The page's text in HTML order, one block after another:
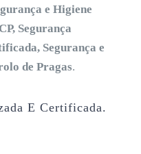
e Higiene
Segurança
Segurança e
de Pragas.
E Certificada.